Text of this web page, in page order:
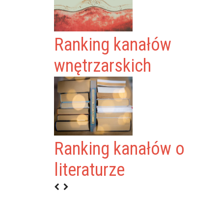
Ranking kanałów
wnętrzarskich
Ranking kanałów o
literaturze